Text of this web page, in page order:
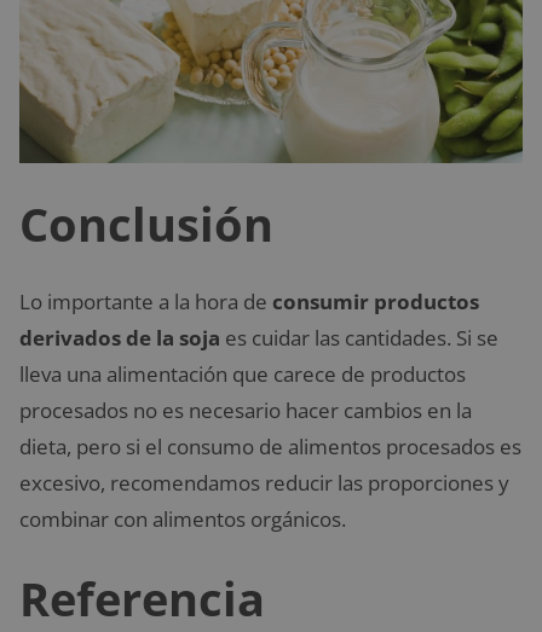
Conclusión
Lo importante a la hora de consumir productos
derivados de la soja es cuidar las cantidades. Si se
lleva una alimentación que carece de productos
procesados no es necesario hacer cambios en la
dieta, pero si el consumo de alimentos procesados es
excesivo, recomendamos reducir las proporciones y
combinar con alimentos orgánicos.
Referencia